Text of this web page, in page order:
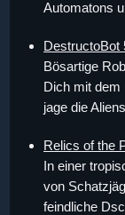
Automatons
DestructoBot
Bösartige
Dich mit dem
jage die
Relics of the
In einer
von
feindliche